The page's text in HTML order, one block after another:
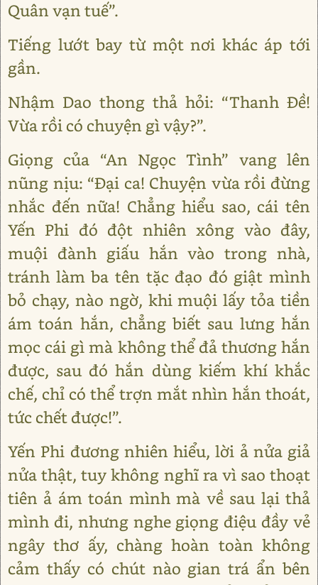
Quân vạn tuế”.
Tiếng lướt bay từ một nơi khác áp tới
gần.
Nhậm Dao thong thả hỏi: “Thanh Đề!
Vừa rồi có chuyện gì vậy?”.
Giọng của “An Ngọc Tình” vang lên
nũng nịu: “Đại ca! Chuyện vừa rồi đừng
nhắc đến nữa! Chẳng hiểu sao, cái tên
Yến Phi đó đột nhiên xông vào đây,
muội đành giấu hắn vào trong nhà,
tránh làm ba tên tặc đạo đó giật mình
bỏ chạy, nào ngờ, khi muội lấy tỏa tiền
ám toán hắn, chẳng biết sau lưng hắn
mọc cái gì mà không thể đả thương hắn
được, sau đó hắn dùng kiếm khí khắc
chế, chỉ có thể trợn mắt nhìn hắn thoát,
tức chết được!”.
Yến Phi đương nhiên hiểu, lời ả nửa giả
nửa thật, tuy không nghĩ ra vì sao thoạt
tiên ả ám toán mình mà về sau lại thả
mình đi, nhưng nghe giọng điệu đầy vẻ
ngây thơ ấy, chàng hoàn toàn không
cảm thấy có chút nào gian trá ẩn bên